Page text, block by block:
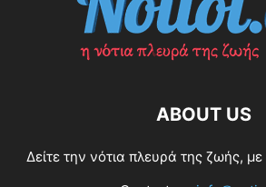
ABOUT US
Δείτε την νότια πλευρά της ζωής, με